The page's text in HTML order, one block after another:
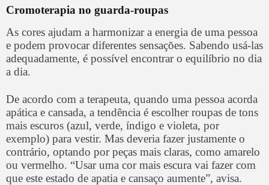
Cromoterapia no guarda-roupas
As cores ajudam a harmonizar a energia de uma pessoa
e podem provocar diferentes sensações. Sabendo usá-las
adequadamente, é possível encontrar o equilíbrio no dia
a dia.
De acordo com a terapeuta, quando uma pessoa acorda
apática e cansada, a tendência é escolher roupas de tons
mais escuros (azul, verde, índigo e violeta, por
exemplo) para vestir. Mas deveria fazer justamente o
contrário, optando por peças mais claras, como amarelo
ou vermelho. “Usar uma cor mais escura vai fazer com
que este estado de apatia e cansaço aumente”, avisa.